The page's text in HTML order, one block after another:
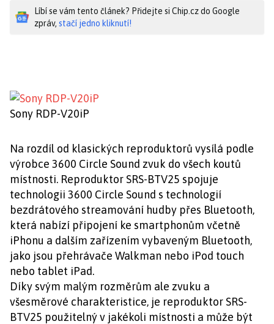
Líbí se vám tento článek? Přidejte si Chip.cz do Google
zpráv, stačí jedno kliknutí!
Sony RDP-V20iP
Na rozdíl od klasických reproduktorů vysílá podle
výrobce 3600 Circle Sound zvuk do všech koutů
místnosti. Reproduktor SRS-BTV25 spojuje
technologii 3600 Circle Sound s technologií
bezdrátového streamování hudby přes Bluetooth,
která nabízí připojení ke smartphonům včetně
iPhonu a dalším zařízením vybaveným Bluetooth,
jako jsou přehrávače Walkman nebo iPod touch
nebo tablet iPad.
Díky svým malým rozměrům ale zvuku a
všesměrové charakteristice, je reproduktor SRS-
BTV25 použitelný v jakékoli místnosti a může být